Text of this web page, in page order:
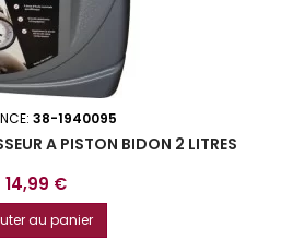
38-1940095
A PISTON BIDON 2 LITRES
Prix
14,99 €
au panier